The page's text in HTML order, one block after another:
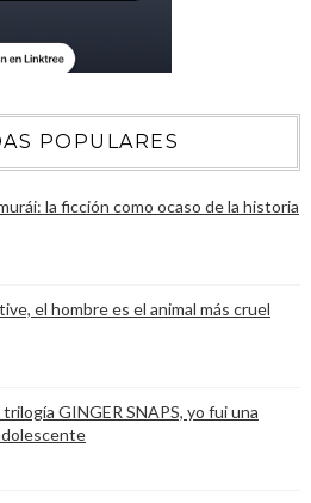
POPULARES
la ficción como ocaso de la historia
el hombre es el animal más cruel
GINGER SNAPS, yo fui una